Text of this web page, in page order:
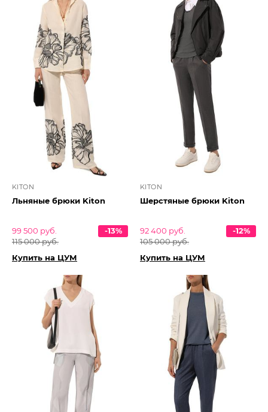
KITON
Льняные брюки Kiton
99 500 руб.
115 000 руб.
-13%
Купить на ЦУМ
KITON
Шерстяные брюки Kiton
92 400 руб.
105 000 руб.
-12%
Купить на ЦУМ